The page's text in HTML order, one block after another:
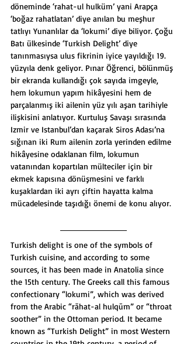
döneminde ‘rahat-ul hulküm’ yani Arapça
‘boğaz rahatlatan’ diye anılan bu meşhur
tatlıyı Yunanlılar da ‘lokumi’ diye biliyor. Çoğu
Batı ülkesinde ‘Turkish Delight’ diye
tanınmasıysa ulus fikrinin iyice yayıldığı 19.
yüzyıla denk geliyor. Pınar Öğrenci, bölünmüş
bir ekranda kullandığı çok sayıda imgeyle,
hem lokumun yapım hikâyesini hem de
parçalanmış iki ailenin yüz yılı aşan tarihiyle
ilişkisini anlatıyor. Kurtuluş Savaşı sırasında
Izmir ve Istanbul’dan kaçarak Siros Adası’na
sığınan iki Rum ailenin zorla yerinden edilme
hikâyesine odaklanan film, lokumun
vatanından kopartılan mülteciler için bir
ekmek kapısına dönüşmesini ve farklı
kuşaklardan iki ayrı çiftin hayatta kalma
mücadelesinde taşıdığı önemi de konu alıyor.
Turkish delight is one of the symbols of
Turkish cuisine, and according to some
sources, it has been made in Anatolia since
the 15th century. The Greeks call this famous
confectionary “lokumi”, which was derived
from the Arabic “rāhat-al hulqūm” or “throat
soother” in the Ottoman period. It became
known as “Turkish Delight” in most Western